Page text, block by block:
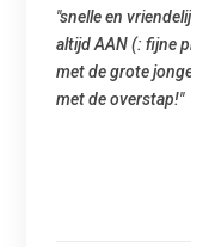
"Top service. Ik had
het installeren van
was meteen door
gemaakt. Top